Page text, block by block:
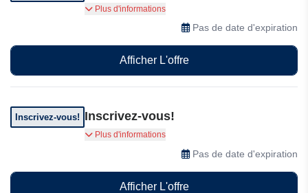
NH Hotels & Resorts vous propose des offres
spéciales et des promotions pour des
hébergements haut de gamme et de luxe à des
prix abordables. Visitez, réservez, profitez
d'avantages et faites des économies.
Plus d'informations
Pas de date d'expiration
Afficher L'offre
Inscrivez-vous! Inscrivez-vous!
Inscrivez-vous dès maintenant et bénéficiez de
tarifs membres exclusifs, de récompenses et
d'offres spéciales dès votre premier séjour chez
NH Hotels.
Plus d'informations
Pas de date d'expiration
Afficher L'offre